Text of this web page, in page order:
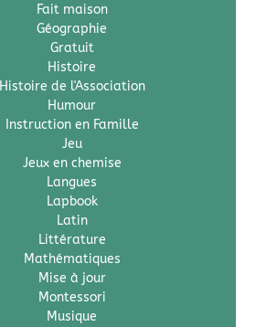
Fait maison
Géographie
Gratuit
Histoire
Histoire de l'Association
Humour
Instruction en Famille
Jeu
Jeux en chemise
Langues
Lapbook
Latin
Littérature
Mathématiques
Mise à jour
Montessori
Musique